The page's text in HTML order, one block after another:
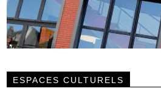
ESPACES CULTURELS